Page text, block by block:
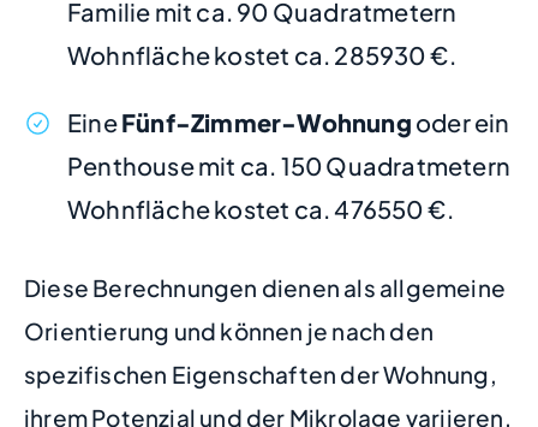
Familie mit ca. 90 Quadratmetern
Wohnfläche kostet ca. 285930 €.
EineFünf-Zimmer-Wohnung oder ein
Penthouse mit ca. 150 Quadratmetern
Wohnfläche kostet ca. 476550 €.
Diese Berechnungen dienen als allgemeine
Orientierung und können je nach den
spezifischen Eigenschaften der Wohnung,
ihrem Potenzial und der Mikrolage variieren.